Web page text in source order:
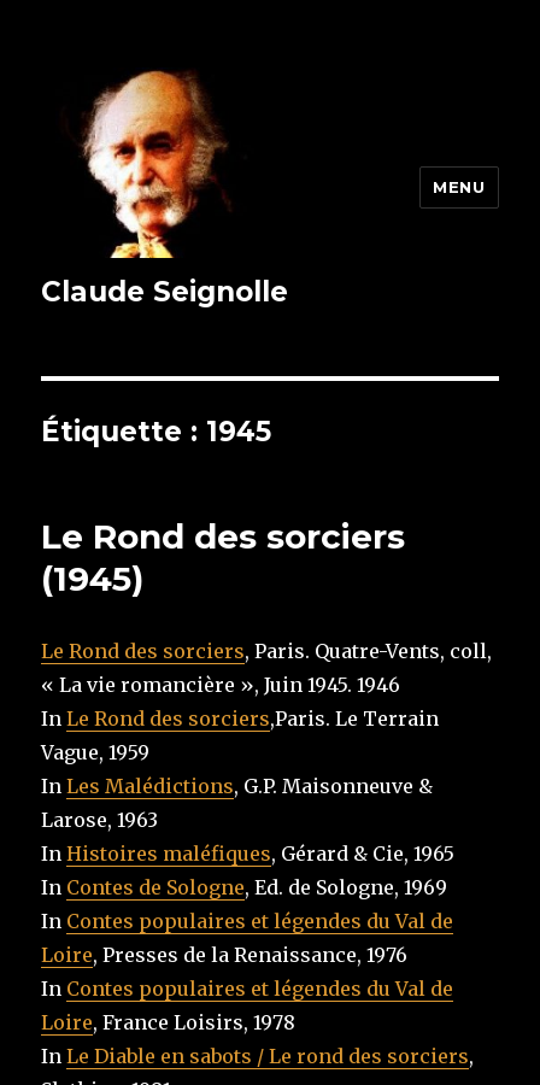
Claude Seignolle
MENU
Étiquette : 1945
Le Rond des sorciers
(1945)
Le Rond des sorciers, Paris. Quatre-Vents, coll,
« La vie romancière », Juin 1945. 1946
InLe Rond des sorciers,Paris. Le Terrain
Vague, 1959
InLes Malédictions, G.P. Maisonneuve &
Larose, 1963
InHistoires maléfiques, Gérard & Cie, 1965
In Contes de Sologne, Ed. de Sologne, 1969
In Contes populaires et légendes du Val de
Loire, Presses de la Renaissance, 1976
In Contes populaires et légendes du Val de
Loire, France Loisirs, 1978
InLe Diable en sabots / Le rond des sorciers,